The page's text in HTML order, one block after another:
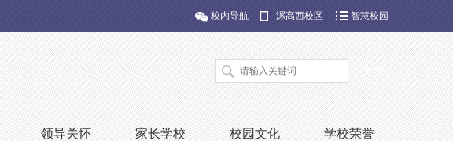
校内导航 漯高西校区 智慧校园
领导关怀 家长学校 校园文化 学校荣誉